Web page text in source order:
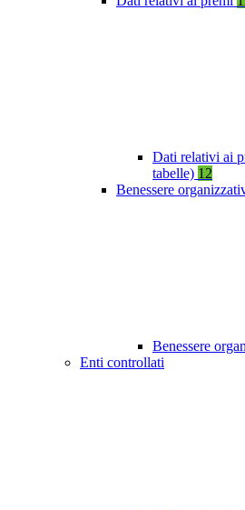
Dati relativi ai
tabelle) 12
Benessere
Benessere
Enti controllati